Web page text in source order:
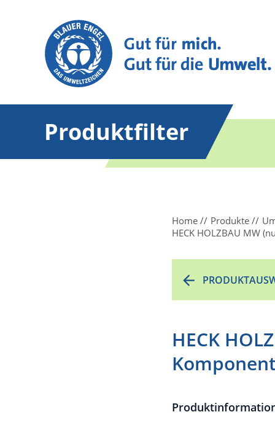
Produktfilter
Home Produkte
HECK HOLZBAU MW
HECK